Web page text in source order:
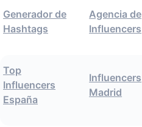
Generador de
Hashtags
Agencia de
Influencers
Top
Influencers
España
Influencers
Madrid